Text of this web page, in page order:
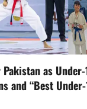
as Under-
and “Best